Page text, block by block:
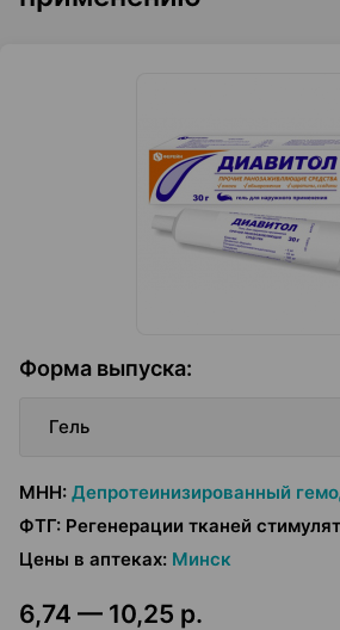
Форма выпуска:
Гель
МНН: Депротеинизированный
ФТГ: Регенерации тканей
Цены в аптеках: Минск
6,74 — 10,25 р.